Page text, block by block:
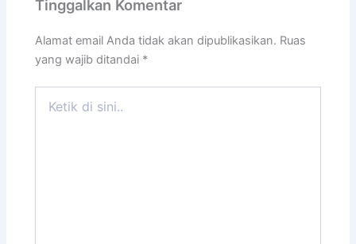
Tinggalkan Komentar
Alamat email Anda tidak akan dipublikasikan. Ruas
yang wajib ditandai *